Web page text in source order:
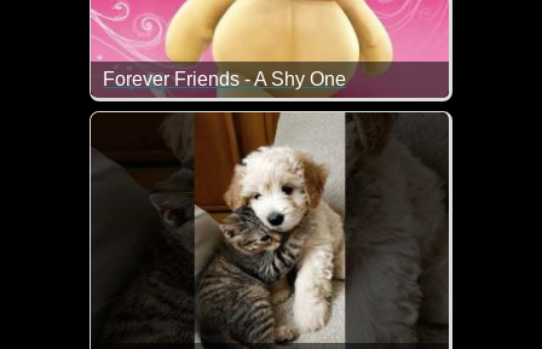
Forever Friends - A Shy One
Zum internationalen Tag des Kusses sendet dir